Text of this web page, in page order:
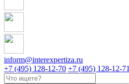
inform@interexpertiza.ru
+7 (495) 128-12-70 +7 (495) 128-12-71